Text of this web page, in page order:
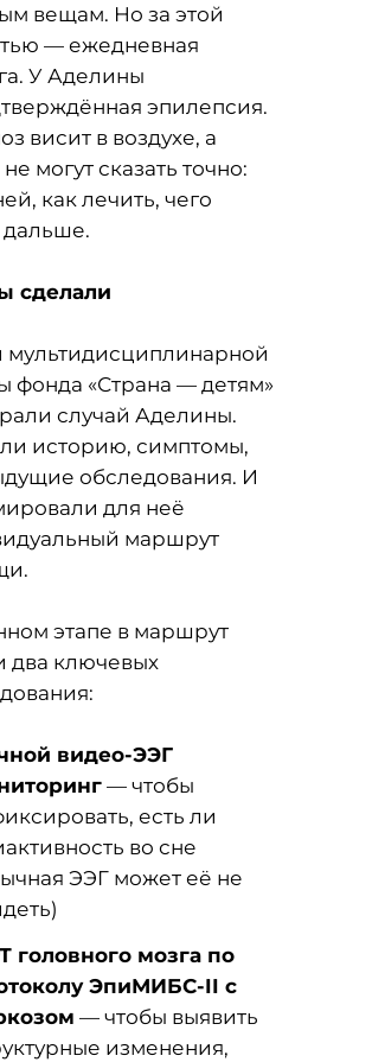
вещам. Но за этой
— ежедневная
У Аделины
эпилепсия.
висит в воздухе, а
могут сказать точно:
как лечить, чего
дальше.
сделали
мультидисциплинарной
фонда «Страна — детям»
случай Аделины.
историю, симптомы,
обследования. И
для неё
маршрут
этапе в маршрут
два ключевых
видео-ЭЭГ
— чтобы
есть ли
во сне
ЭЭГ может её не
головного мозга по
ЭпиМИБС-II с
— чтобы выявить
изменения,